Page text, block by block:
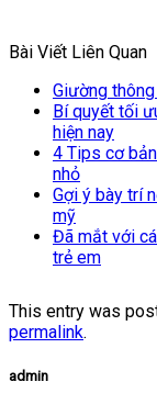
Bài Viết Liên Quan
Giường
Bí quyết tối
hiện nay
4 Tips cơ
nhỏ
Gợi ý bày trí
mỹ
Đã mắt với
trẻ em
This entry was
permalink.
admin